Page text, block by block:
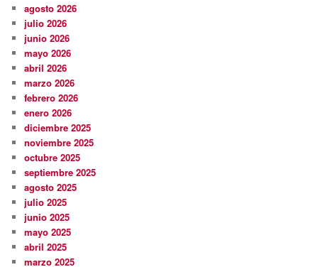
agosto 2026
julio 2026
junio 2026
mayo 2026
abril 2026
marzo 2026
febrero 2026
enero 2026
diciembre 2025
noviembre 2025
octubre 2025
septiembre 2025
agosto 2025
julio 2025
junio 2025
mayo 2025
abril 2025
marzo 2025